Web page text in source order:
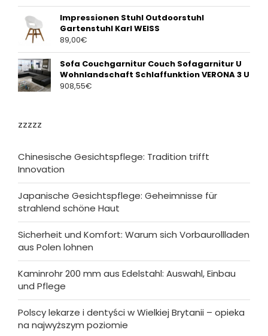
Impressionen Stuhl Outdoorstuhl
Gartenstuhl Karl WEISS
89,00€
Sofa Couchgarnitur Couch Sofagarnitur U
Wohnlandschaft Schlaffunktion VERONA 3 U
908,55€
zzzzz
Chinesische Gesichtspflege: Tradition trifft
Innovation
Japanische Gesichtspflege: Geheimnisse für
strahlend schöne Haut
Sicherheit und Komfort: Warum sich Vorbaurollladen
aus Polen lohnen
Kaminrohr 200 mm aus Edelstahl: Auswahl, Einbau
und Pflege
Polscy lekarze i dentyści w Wielkiej Brytanii – opieka
na najwyższym poziomie